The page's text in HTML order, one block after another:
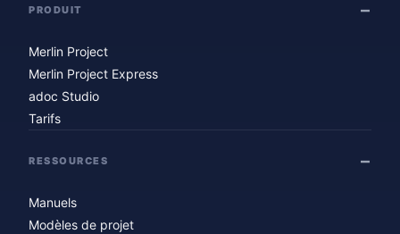
PRODUIT
Merlin Project
Merlin Project Express
adoc Studio
Tarifs
RESSOURCES
Manuels
Modèles de projet